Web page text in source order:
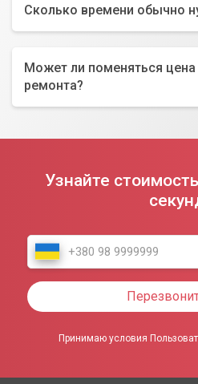
Сколько времени обычно
Может ли поменяться цена
ремонта?
Узнайте
Принимаю условия